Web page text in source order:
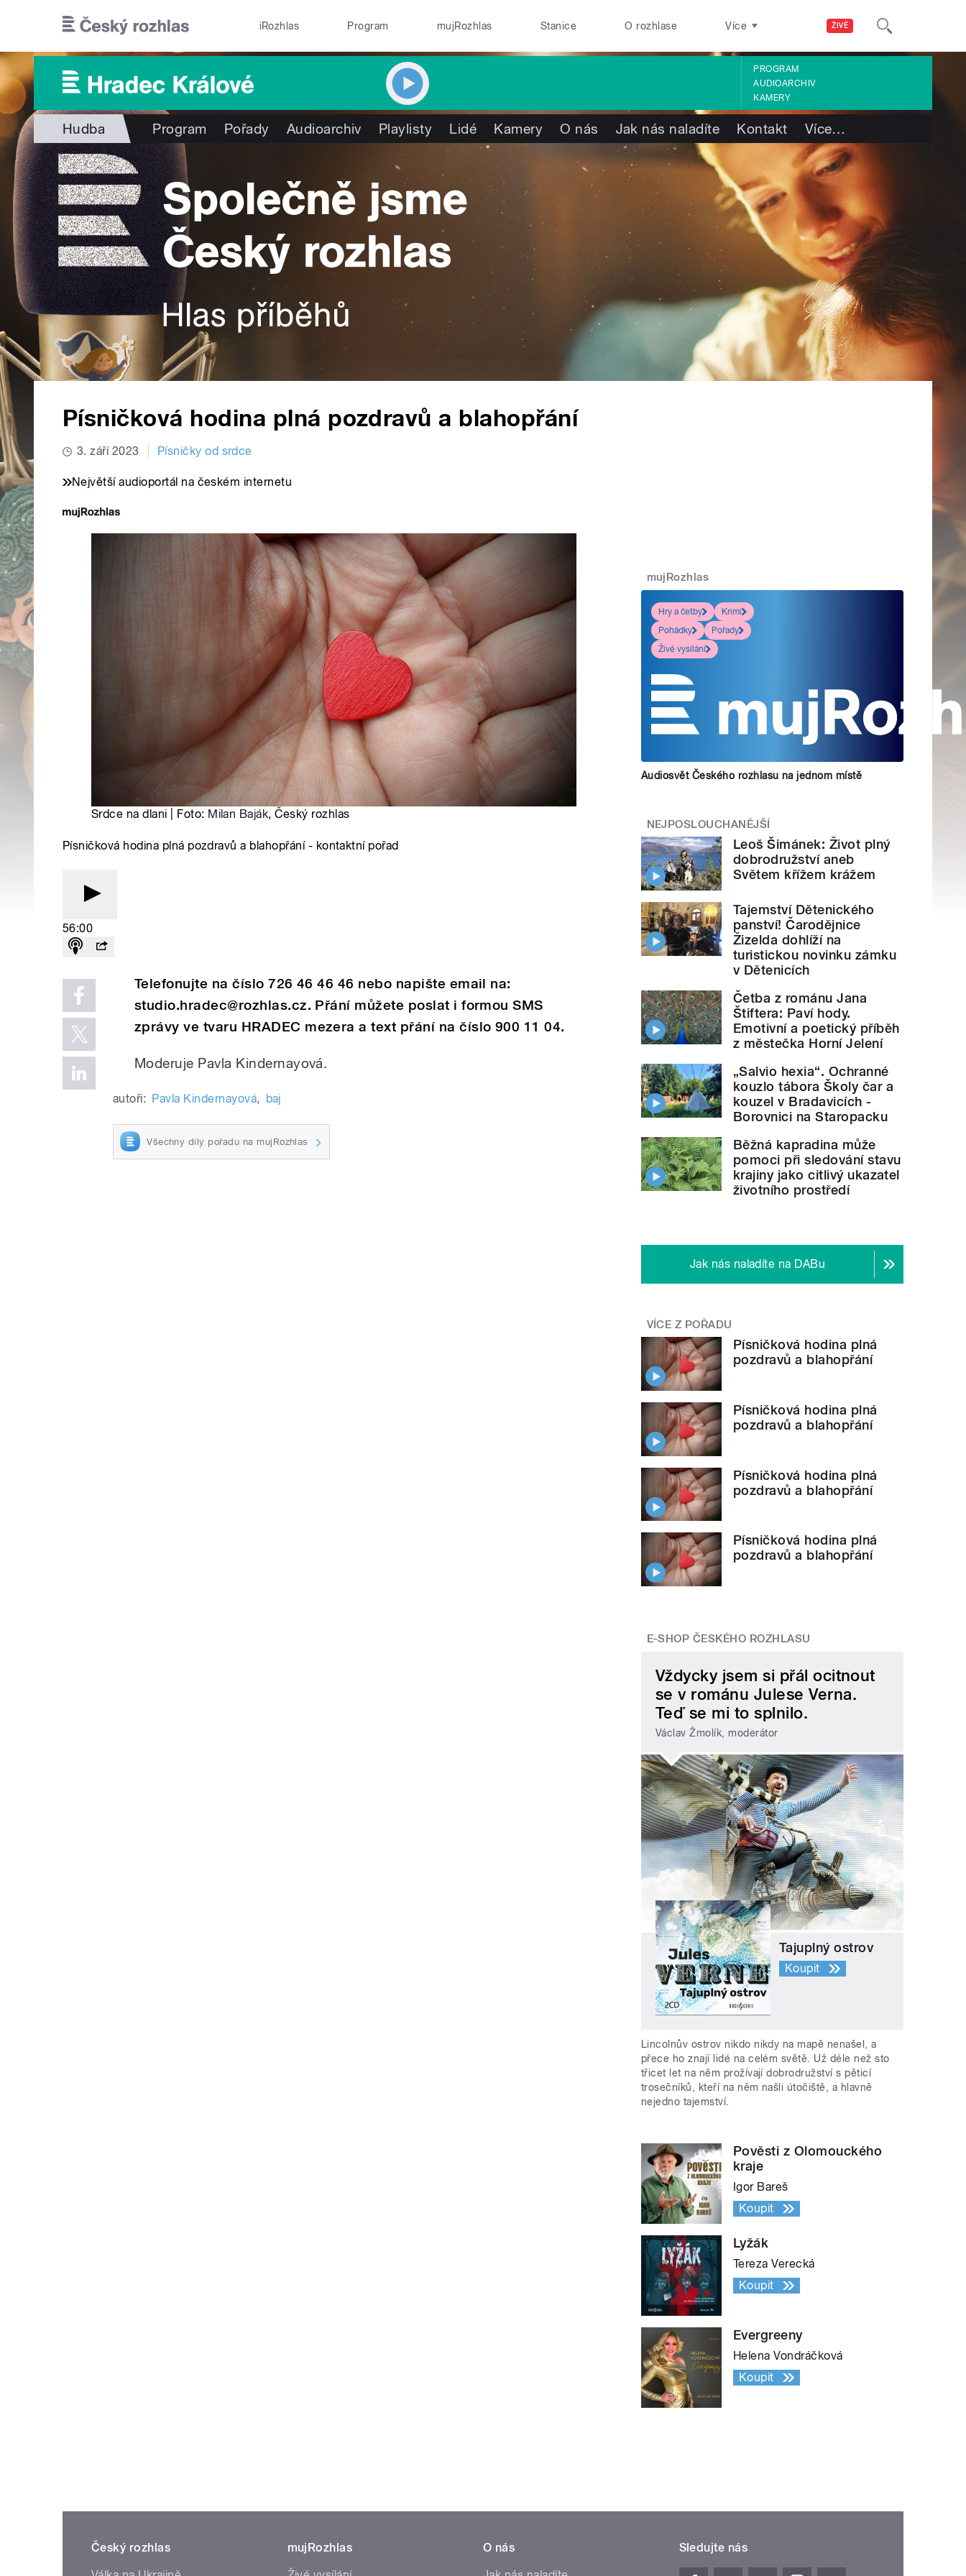
ŽIVĚ
iRozhlas Program mujRozhlas Stanice O rozhlase Více
PROGRAM
AUDIOARCHIV
KAMERY
Hudba Program Pořady Audioarchiv Playlisty Lidé Kamery O nás Jak nás naladíte Kontakt Více…
Písničková hodina plná pozdravů a blahopřání
3. září 2023 Písničky od srdce
Největší audioportál na českém internetu
Srdce na dlani | Foto: Milan Baják, Český rozhlas
Písničková hodina plná pozdravů a blahopřání - kontaktní pořad
56:00
Telefonujte na číslo 726 46 46 46 nebo napište email na:
studio.hradec@rozhlas.cz. Přání můžete poslat i formou SMS
zprávy ve tvaru HRADEC mezera a text přání na číslo 900 11 04.
Moderuje Pavla Kindernayová.
autoři: Pavla Kindernayová, baj
Všechny díly pořadu na mujRozhlas
mujRozhlas
Hry a četby
Krimi
Pohádky
Pořady
Živé vysílání
Audiosvět Českého rozhlasu na jednom místě
NEJPOSLOUCHANĚJŠÍ
Leoš Šimánek: Život plný
dobrodružství aneb
Světem křížem krážem
Tajemství Dětenického
panství! Čarodějnice
Žizelda dohlíží na
turistickou novinku zámku
v Dětenicích
Četba z románu Jana
Štiftera: Paví hody.
Emotivní a poetický příběh
z městečka Horní Jelení
„Salvio hexia“. Ochranné
kouzlo tábora Školy čar a
kouzel v Bradavicích -
Borovnici na Staropacku
Běžná kapradina může
pomoci při sledování stavu
krajiny jako citlivý ukazatel
životního prostředí
Jak nás naladíte na DABu
VÍCE Z POŘADU
Písničková hodina plná
pozdravů a blahopřání
Písničková hodina plná
pozdravů a blahopřání
Písničková hodina plná
pozdravů a blahopřání
Písničková hodina plná
pozdravů a blahopřání
E-SHOP ČESKÉHO ROZHLASU
Vždycky jsem si přál ocitnout
se v románu Julese Verna.
Teď se mi to splnilo.
Václav Žmolík, moderátor
Tajuplný ostrov
Koupit
Lincolnův ostrov nikdo nikdy na mapě nenašel, a
přece ho znají lidé na celém světě. Už déle než sto
třicet let na něm prožívají dobrodružství s pěticí
trosečníků, kteří na něm našli útočiště, a hlavně
nejedno tajemství.
Pověsti z Olomouckého
kraje
Igor Bareš
Koupit
Lyžák
Tereza Verecká
Koupit
Evergreeny
Helena Vondráčková
Koupit
Český rozhlas
mujRozhlas
O nás
Sledujte nás